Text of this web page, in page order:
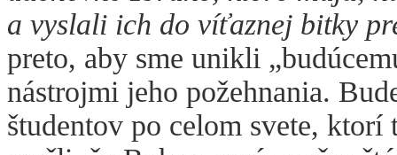
a vyslali ich do víťaznej bitky
preto, aby sme unikli
nástrojmi jeho požehnania.
študentov po celom svete,